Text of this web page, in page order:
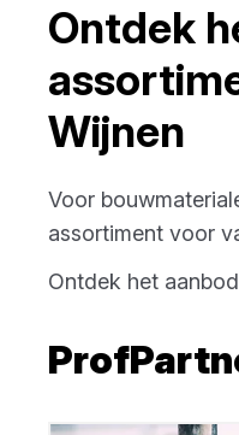
Ontdek
Wijnen
Voor
assortiment voor
Ontdek het